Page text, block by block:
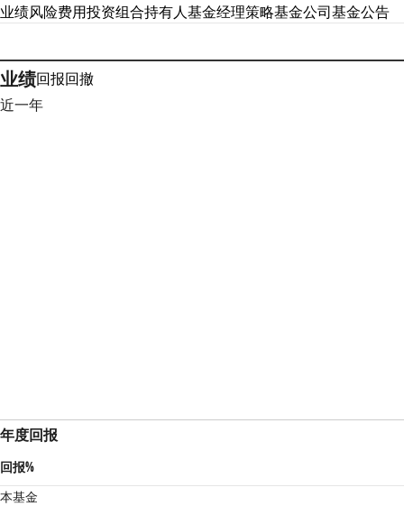
业绩风险费用投资组合持有人基金经理策略基金公司基金公告
业绩回报回撤
近一年
年度回报
回报%
本基金